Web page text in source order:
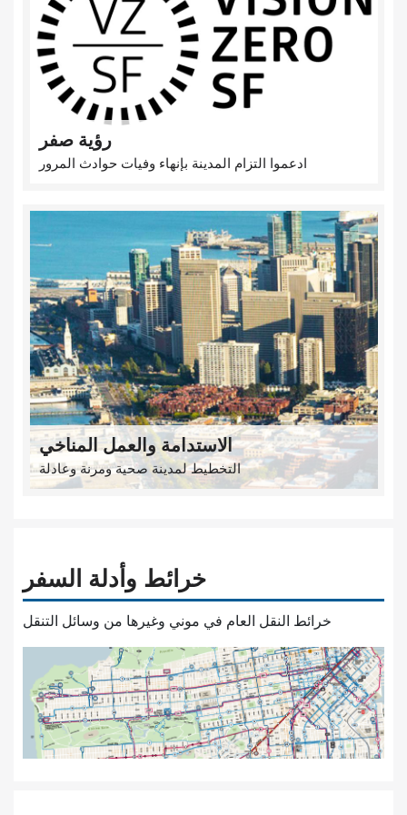
رؤية صفر
ادعموا التزام المدينة بإنهاء وفيات حوادث المرور
الاستدامة والعمل المناخي
التخطيط لمدينة صحية ومرنة وعادلة
خرائط وأدلة السفر
خرائط النقل العام في موني وغيرها من وسائل التنقل